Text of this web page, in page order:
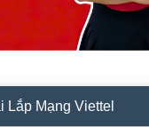
Lắp Mạng Viettel